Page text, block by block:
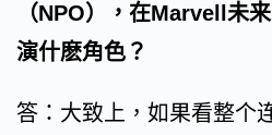
（NPO），在Marvell未
演什麽角色？
答：大致上，如果看整个